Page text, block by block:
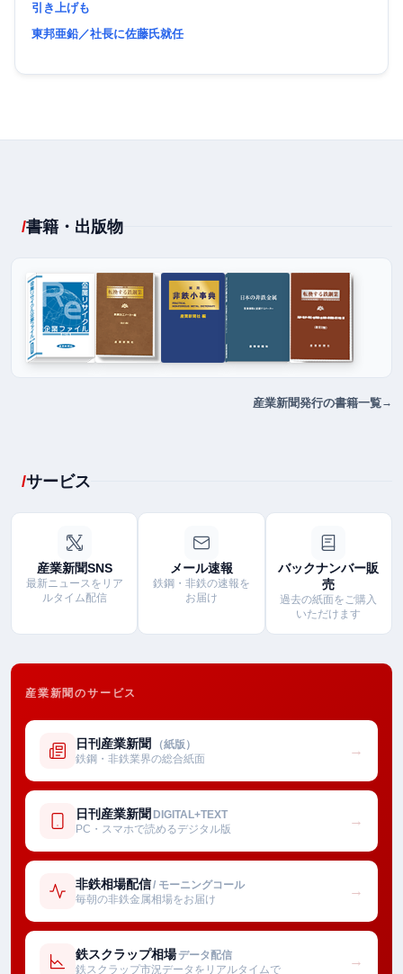
引き上げも
東邦亜鉛／社長に佐藤氏就任
書籍・出版物
産業新聞発行の書籍一覧
サービス
産業新聞SNS
最新ニュースをリア
ルタイム配信
メール速報
鉄鋼・非鉄の速報を
お届け
バックナンバー販
売
過去の紙面をご購入
いただけます
産業新聞のサービス
日刊産業新聞 （紙版）
鉄鋼・非鉄業界の総合紙面
→
日刊産業新聞 DIGITAL+TEXT
PC・スマホで読めるデジタル版
→
非鉄相場配信/ モーニングコール
毎朝の非鉄金属相場をお届け
→
鉄スクラップ相場 データ配信
鉄スクラップ市況データをリアルタイムで
→